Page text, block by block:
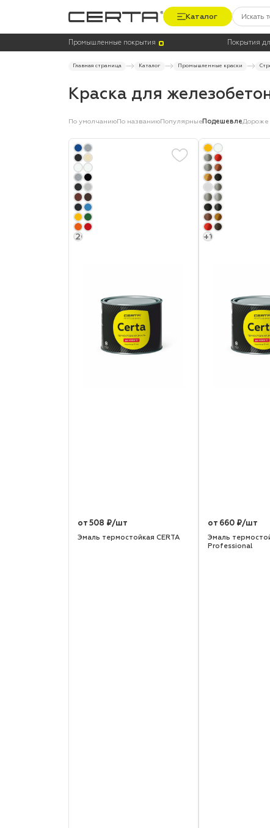
Каталог
Промышленные покрытия Покрытия
Главная страница Каталог Промышленные краски
Краска для
Термостойкость, до °C
По умолчаниюПо названиюПопулярныеПодешевлеДороже
+20
от 508 ₽/шт
Эмаль термостойкая CERTA
+1
от 660 ₽/шт
Эмаль
Professional